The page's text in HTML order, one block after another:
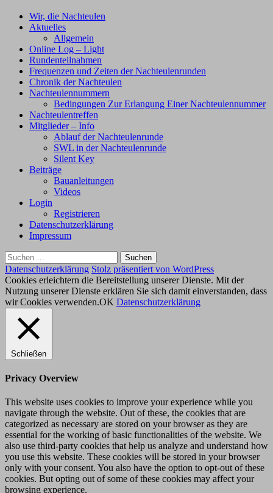
Wir, die Nachteulen
Aktuelles
Allgemein
Online Log – Light
Rundenteilnahmen
Frequenzen und Zeiten der Nachteulenrunden
Chronik der Nachteulen
Nachteulennummern
Bedingungen Zur Erlangung Einer Nachteulennummer
Nachteulentreffen
Mitglieder – Info
Ablauf der Nachteulenrunde
SWL in der Nachteulenrunde
Silent Key
Beiträge
Bauanleitungen
Videos
Login
Registrieren
Datenschutzerklärung
Impressum
Suchen
nach:
Datenschutzerklärung Stolz präsentiert von WordPress
Cookies erleichtern die Bereitstellung unserer Dienste. Mit der
Nutzung unserer Dienste erklären Sie sich damit einverstanden, dass
wir Cookies verwenden.OK Datenschutzerklärung
Schließen
Privacy Overview
This website uses cookies to improve your experience while you
navigate through the website. Out of these, the cookies that are
categorized as necessary are stored on your browser as they are
essential for the working of basic functionalities of the website. We
also use third-party cookies that help us analyze and understand how
you use this website. These cookies will be stored in your browser
only with your consent. You also have the option to opt-out of these
cookies. But opting out of some of these cookies may affect your
browsing experience.